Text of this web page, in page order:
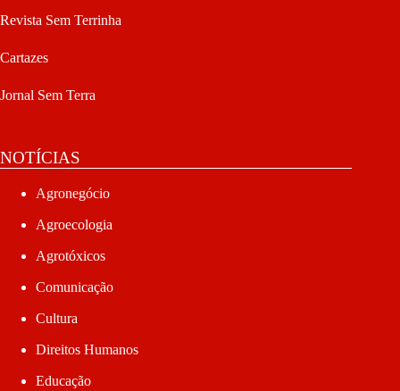
Revista Sem Terrinha
Cartazes
Jornal Sem Terra
NOTÍCIAS
Agronegócio
Agroecologia
Agrotóxicos
Comunicação
Cultura
Direitos Humanos
Educação